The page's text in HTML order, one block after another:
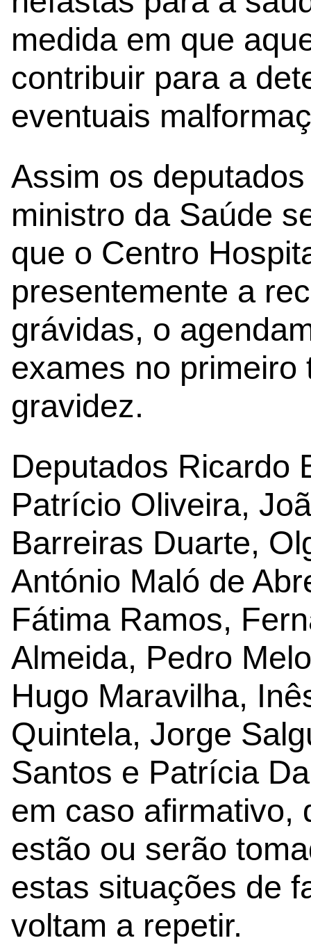
medida em que
contribuir para a
eventuais
Assim os
ministro da Saúde
que o Centro
presentemente a
grávidas, o
exames no primeiro
gravidez.
Deputados Ricardo
Patrício Oliveira,
Barreiras Duarte,
António Maló de
Fátima Ramos,
Almeida, Pedro
Hugo Maravilha,
Quintela, Jorge
Santos e Patrícia
em caso afirmativo,
estão ou serão
estas situações de
voltam a repetir.